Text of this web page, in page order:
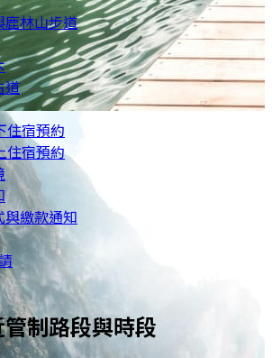
鹿林山步道
道
住宿預約
住宿預約
與繳款通知
制路段與時段